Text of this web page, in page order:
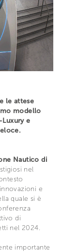
le attese
modello
e
Nautico di
nel
e
quale si è
di
nel 2024.
importante